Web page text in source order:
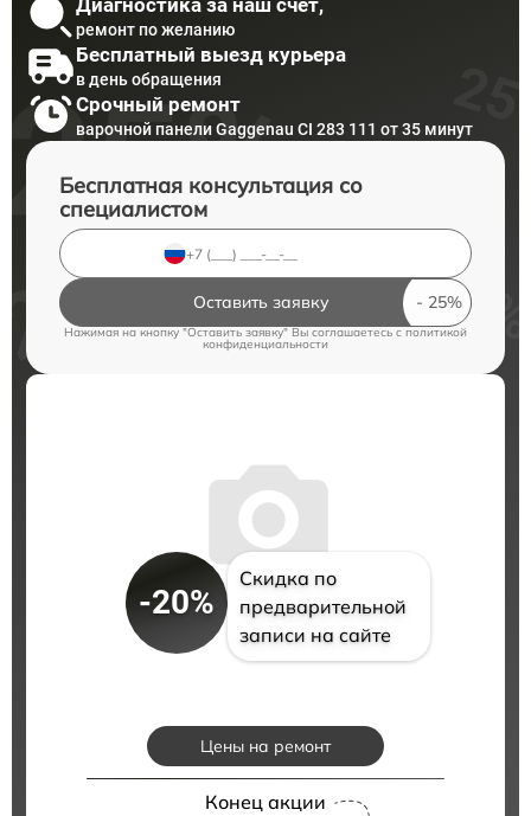
ремонт по желанию
Бесплатный выезд курьера
в день обращения
Срочный ремонт
варочной панели Gaggenau CI 283 111 от 35 минут
Бесплатная консультация со
специалистом
Оставить заявку
Нажимая на кнопку "Оставить заявку" Вы соглашаетесь cполитикой
конфиденциальности
-20%
Скидка по
предварительной
записи на сайте
Цены на ремонт
Конец акции